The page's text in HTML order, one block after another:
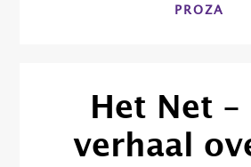
PROZA
Het Net –
verhaal